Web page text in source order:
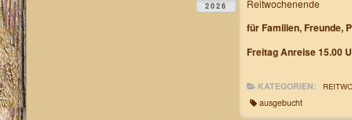
2026 Reitwochenende
für Familien, Freunde,
Freitag Anreise 15.00
KATEGORIEN:
ausgebucht